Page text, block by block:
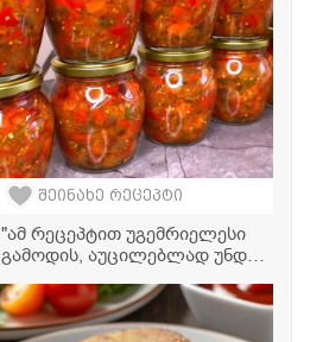
შეინახე რეცეპტი
"ამ რეცეპტით უგემრიელესი
გამოდის, აუცილებლად უნდა
კონსერვი მკითხველის
რეცეპტით